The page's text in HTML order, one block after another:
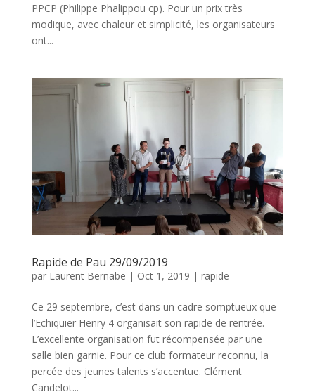
PPCP (Philippe Phalippou cp). Pour un prix très
modique, avec chaleur et simplicité, les organisateurs
ont...
Rapide de Pau 29/09/2019
par Laurent Bernabe | Oct 1, 2019 | rapide
Ce 29 septembre, c’est dans un cadre somptueux que
l’Echiquier Henry 4 organisait son rapide de rentrée.
L’excellente organisation fut récompensée par une
salle bien garnie. Pour ce club formateur reconnu, la
percée des jeunes talents s’accentue. Clément
Candelot...